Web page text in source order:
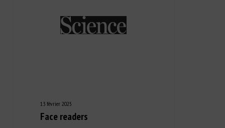
13 février 2025
Face readers